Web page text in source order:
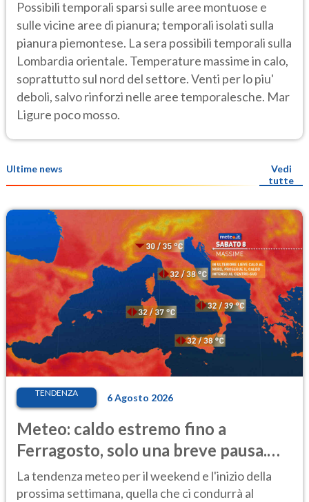
Possibili temporali sparsi sulle aree montuose e
sulle vicine aree di pianura; temporali isolati sulla
pianura piemontese. La sera possibili temporali sulla
Lombardia orientale. Temperature massime in calo,
soprattutto sul nord del settore. Venti per lo piu'
deboli, salvo rinforzi nelle aree temporalesche. Mar
Ligure poco mosso.
Ultime news
Vedi
tutte
TENDENZA 6 Agosto 2026
Meteo: caldo estremo fino a
Ferragosto, solo una breve pausa.
Ecco dove
La tendenza meteo per il weekend e l'inizio della
prossima settimana, quella che ci condurrà al